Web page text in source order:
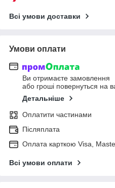
Всі умови доставки
Умови оплати
Ви отримаєте замовлення
або гроші повернуться на
Детальніше
Оплатити частинами
Післяплата
Оплата карткою Visa,
Всі умови оплати